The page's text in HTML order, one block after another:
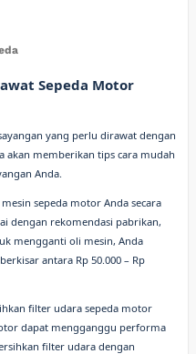
Sepeda Motor
yang perlu dirawat dengan
akan memberikan tips cara mudah
Anda.
sepeda motor Anda secara
dengan rekomendasi pabrikan,
mengganti oli mesin, Anda
antara Rp 50.000 – Rp
filter udara sepeda motor
dapat mengganggu performa
filter udara dengan